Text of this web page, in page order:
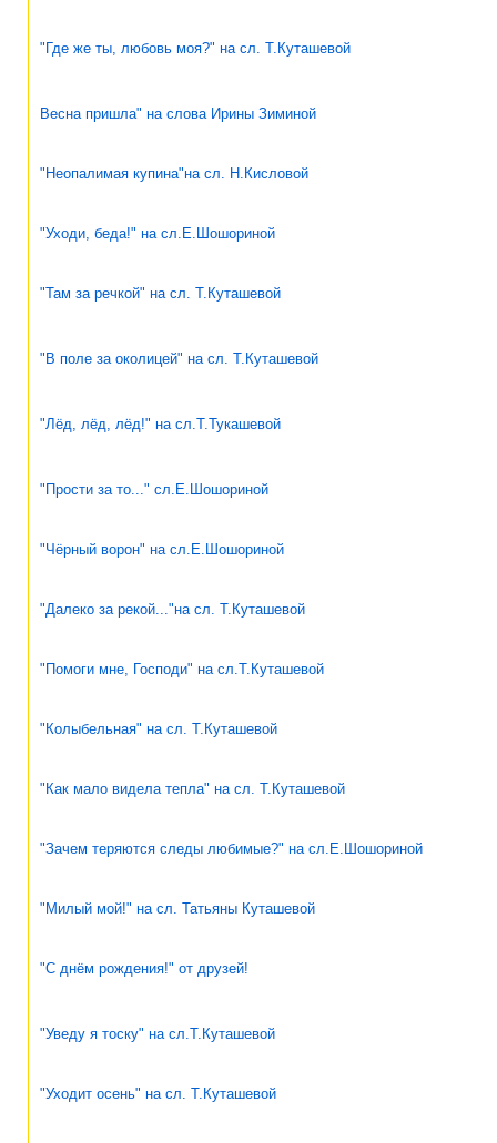
"Где же ты, любовь моя?" на сл. Т.Куташевой
Весна пришла" на слова Ирины Зиминой
"Неопалимая купина"на сл. Н.Кисловой
"Уходи, беда!" на сл.Е.Шошориной
"Там за речкой" на сл. Т.Куташевой
"В поле за околицей" на сл. Т.Куташевой
"Лёд, лёд, лёд!" на сл.Т.Тукашевой
"Прости за то..." сл.Е.Шошориной
"Чёрный ворон" на сл.Е.Шошориной
"Далеко за рекой..."на сл. Т.Куташевой
"Помоги мне, Господи" на сл.Т.Куташевой
"Колыбельная" на сл. Т.Куташевой
"Как мало видела тепла" на сл. Т.Куташевой
"Зачем теряются следы любимые?" на сл.Е.Шошориной
"Милый мой!" на сл. Татьяны Куташевой
"С днём рождения!" от друзей!
"Уведу я тоску" на сл.Т.Куташевой
"Уходит осень" на сл. Т.Куташевой